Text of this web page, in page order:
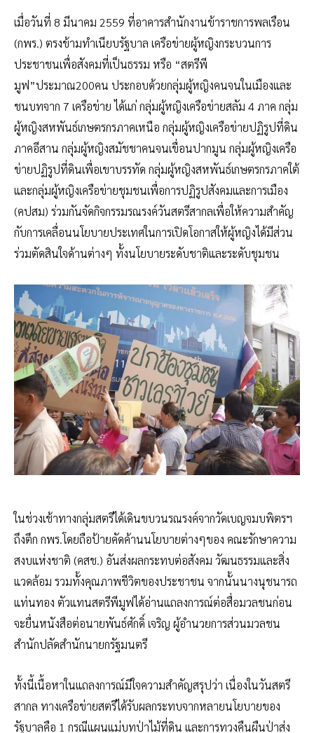
เมื่อวันที่ 8 มีนาคม 2559 ที่อาคารสำนักงานข้าราชการพลเรือน
(กพร.) ตรงข้ามทำเนียบรัฐบาล เครือข่ายผู้หญิงกระบวนการ
ประชาชนเพื่อสังคมที่เป็นธรรม หรือ “สตรีพี
มูฟ”ประมาณ200คน ประกอบด้วยกลุ่มผู้หญิงคนจนในเมืองและ
ชนบทจาก 7 เครือข่าย ได้แก่ กลุ่มผู้หญิงเครือข่ายสลัม 4 ภาค กลุ่ม
ผู้หญิงสหพันธ์เกษตรกรภาคเหนือ กลุ่มผู้หญิงเครือข่ายปฏิรูปที่ดิน
ภาคอีสาน กลุ่มผู้หญิงสมัชชาคนจนเขื่อนปากมูน กลุ่มผู้หญิงเครือ
ข่ายปฏิรูปที่ดินเพื่อเขาบรรทัด กลุ่มผู้หญิงสหพันธ์เกษตรกรภาคใต้
และกลุ่มผู้หญิงเครือข่ายชุมชนเพื่อการปฏิรูปสังคมและการเมือง
(คปสม) ร่วมกันจัดกิจกรรมรณรงค์วันสตรีสากลเพื่อให้ความสำคัญ
กับการเคลื่อนนโยบายประเทศในการเปิดโอกาสให้ผู้หญิงได้มีส่วน
ร่วมตัดสินใจด้านต่างๆ ทั้งนโยบายระดับชาติและระดับชุมชน
ในช่วงเช้าทางกลุ่มสตรีได้เดินขบวนรณรงค์จากวัดเบญจมบพิตรฯ
ถึงตึก กพร.โดยถือป้ายคัดค้านนโยบายต่างๆของ คณะรักษาความ
สงบแห่งชาติ (คสช.) อันส่งผลกระทบต่อสังคม วัฒนธรรมและสิ่ง
แวดล้อม รวมทั้งคุณภาพชีวิตของประชาชน จากนั้นนางนุชนารถ
แท่นทอง ตัวแทนสตรีพีมูฟได้อ่านแถลงการณ์ต่อสื่อมวลชนก่อน
จะยื่นหนังสือต่อนายพันธ์ศักดิ์ เจริญ ผู้อำนวยการส่วนมวลชน
สำนักปลัดสำนักนายกรัฐมนตรี
ทั้งนี้เนื้อหาในแถลงการณ์มีใจความสำคัญสรุปว่า เนื่องในวันสตรี
สากล ทางเครือข่ายสตรีได้รับผลกระทบจากหลายนโยบายของ
รัฐบาลคือ 1 กรณีแผนแม่บทป่าไม้ที่ดิน และการทวงคืนผืนป่าส่ง